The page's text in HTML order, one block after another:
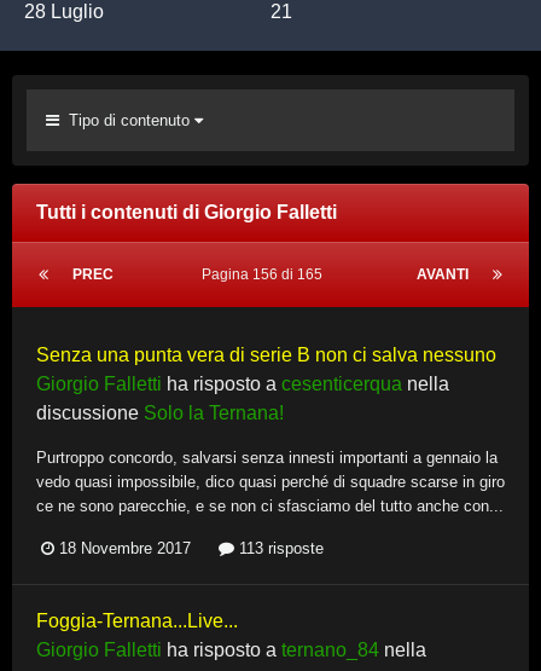
28 Luglio 21
Tipo di contenuto
Tutti i contenuti di Giorgio Falletti
PREC AVANTI
Pagina 156 di 165
Senza una punta vera di serie B non ci salva nessuno
Giorgio Falletti ha risposto a cesenticerqua nella
discussione Solo la Ternana!
Purtroppo concordo, salvarsi senza innesti importanti a gennaio la
vedo quasi impossibile, dico quasi perché di squadre scarse in giro
ce ne sono parecchie, e se non ci sfasciamo del tutto anche con...
18 Novembre 2017 113 risposte
Foggia-Ternana...Live...
Giorgio Falletti ha risposto a ternano_84 nella